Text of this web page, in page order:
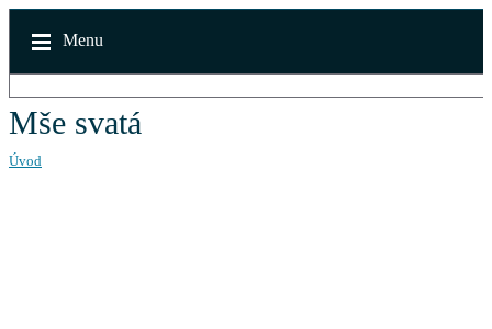
Menu
Mše svatá
Úvod